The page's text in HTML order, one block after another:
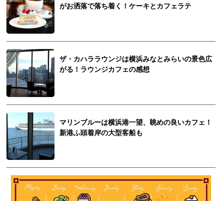
がお洒落で落ち着く！ケーキとカフェラテ
ザ・カハララウンジは横浜みなとみらいの景色広
がる！ラウンジカフェの感想
マリンブルーは横浜港一望、眺めの良いカフェ！
新港ふ頭着岸の大型客船も